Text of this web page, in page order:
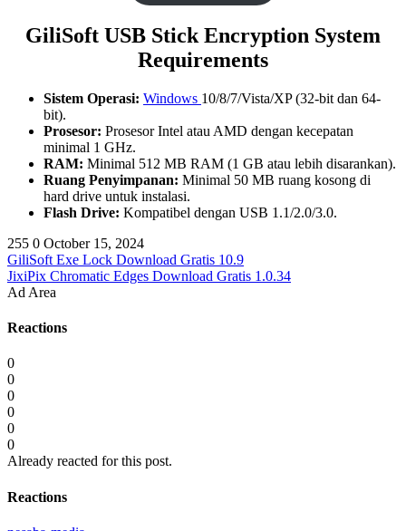
GiliSoft USB Stick Encryption System
Requirements
Sistem Operasi: Windows 10/8/7/Vista/XP (32-bit dan 64-
bit).
Prosesor: Prosesor Intel atau AMD dengan kecepatan
minimal 1 GHz.
RAM: Minimal 512 MB RAM (1 GB atau lebih disarankan).
Ruang Penyimpanan: Minimal 50 MB ruang kosong di
hard drive untuk instalasi.
Flash Drive: Kompatibel dengan USB 1.1/2.0/3.0.
255 0 October 15, 2024
GiliSoft Exe Lock Download Gratis 10.9
JixiPix Chromatic Edges Download Gratis 1.0.34
Ad Area
Reactions
0
0
0
0
0
0
Already reacted for this post.
Reactions